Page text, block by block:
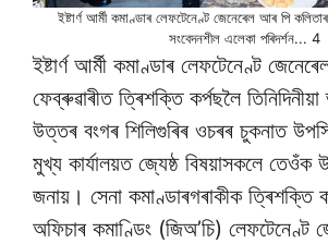
ইষ্টাৰ্ণ আৰ্মী কমাণ্ডাৰ লেফটেনেণ্ট জেনেৰেল আৰ পি
সংবেদনশীল এলেকা পৰিদৰ্শন... 4
ইষ্টাৰ্ণ আৰ্মী কমাণ্ডাৰ লেফটেনেণ্ট
ফেব্ৰুৱাৰীত ত্ৰিশক্তি কৰ্পছলৈ
উত্তৰ বংগৰ শিলিগুৰিৰ ওচৰৰ চুকনাত
মুখ্য কাৰ্যালয়ত জ্যেষ্ঠ বিষয়াসকলে তেওঁক
জনায়। সেনা কমাণ্ডাৰগৰাকীক ত্ৰিশক্তি
অফিচাৰ কমাণ্ডিং (জিঅ’চি) লেফটেনেণ্ট